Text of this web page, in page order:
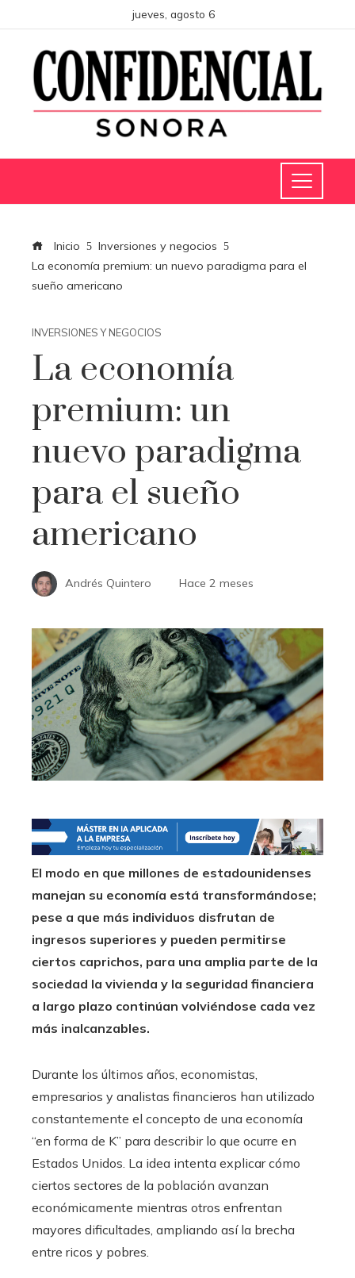
jueves, agosto 6
Inicio
Inversiones y negocios
La economía premium: un nuevo paradigma para el
sueño americano
INVERSIONES Y NEGOCIOS
La economía
premium: un
nuevo paradigma
para el sueño
americano
Andrés Quintero Hace 2 meses
El modo en que millones de estadounidenses
manejan su economía está transformándose;
pese a que más individuos disfrutan de
ingresos superiores y pueden permitirse
ciertos caprichos, para una amplia parte de la
sociedad la vivienda y la seguridad financiera
a largo plazo continúan volviéndose cada vez
más inalcanzables.
Durante los últimos años, economistas,
empresarios y analistas financieros han utilizado
constantemente el concepto de una economía
“en forma de K” para describir lo que ocurre en
Estados Unidos. La idea intenta explicar cómo
ciertos sectores de la población avanzan
económicamente mientras otros enfrentan
mayores dificultades, ampliando así la brecha
entre ricos y pobres.